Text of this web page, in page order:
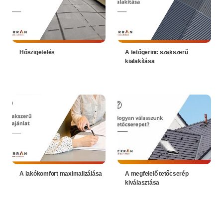
Hőszigetelés
A tetőgerinc szakszerű
kialakítása
A lakókomfort maximalizálása
A megfelelő tetőcserép
kiválasztása